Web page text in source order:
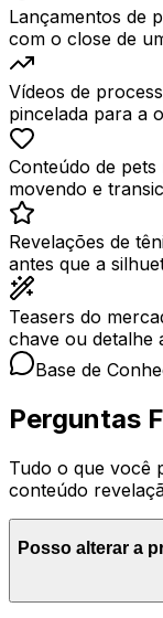
Lançamentos de
com o close de
Vídeos de
pincelada para a
Conteúdo de
movendo e
Revelações de
antes que a
Teasers do
chave ou detalhe
Base de
Perguntas
Tudo o que você
conteúdo
Posso alterar a